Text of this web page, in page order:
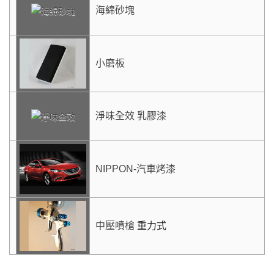
海綿砂塊
小磨板
淨味全效 乳膠漆
NIPPON-汽車烤漆
中壓噴槍 重力式